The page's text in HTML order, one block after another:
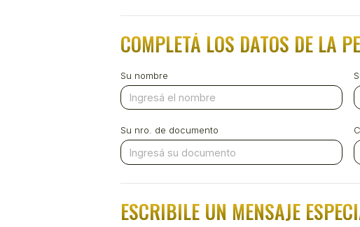
COMPLETÁ LOS DATOS DE LA
Su nombre
Su nro. de documento
ESCRIBILE UN MENSAJE